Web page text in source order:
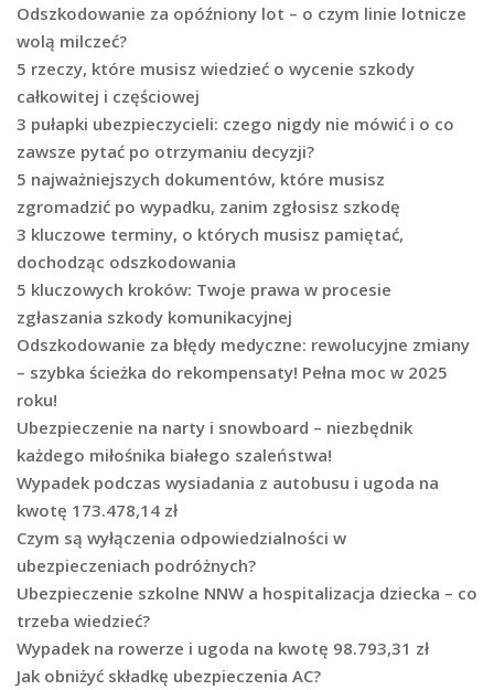
Odszkodowanie za opóźniony lot – o czym linie lotnicze
wolą milczeć?
5 rzeczy, które musisz wiedzieć o wycenie szkody
całkowitej i częściowej
3 pułapki ubezpieczycieli: czego nigdy nie mówić i o co
zawsze pytać po otrzymaniu decyzji?
5 najważniejszych dokumentów, które musisz
zgromadzić po wypadku, zanim zgłosisz szkodę
3 kluczowe terminy, o których musisz pamiętać,
dochodząc odszkodowania
5 kluczowych kroków: Twoje prawa w procesie
zgłaszania szkody komunikacyjnej
Odszkodowanie za błędy medyczne: rewolucyjne zmiany
– szybka ścieżka do rekompensaty! Pełna moc w 2025
roku!
Ubezpieczenie na narty i snowboard – niezbędnik
każdego miłośnika białego szaleństwa!
Wypadek podczas wysiadania z autobusu i ugoda na
kwotę 173.478,14 zł
Czym są wyłączenia odpowiedzialności w
ubezpieczeniach podróżnych?
Ubezpieczenie szkolne NNW a hospitalizacja dziecka – co
trzeba wiedzieć?
Wypadek na rowerze i ugoda na kwotę 98.793,31 zł
Jak obniżyć składkę ubezpieczenia AC?